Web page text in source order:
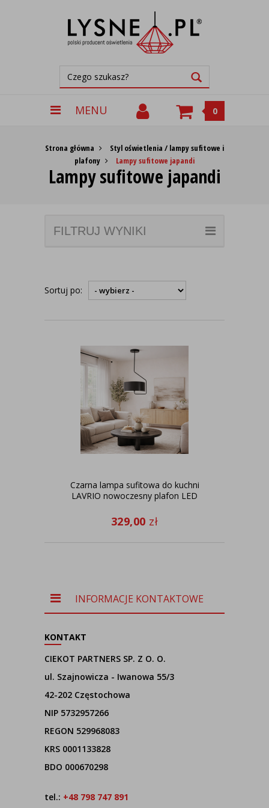
MENU 0
Strona główna
Styl oświetlenia / lampy sufitowe i
plafony
Lampy sufitowe japandi
Lampy sufitowe japandi
FILTRUJ WYNIKI
Sortuj po:
Czarna lampa sufitowa do kuchni
LAVRIO nowoczesny plafon LED
329,00 zł
INFORMACJE KONTAKTOWE
KONTAKT
CIEKOT PARTNERS SP. Z O. O.
ul. Szajnowicza - Iwanowa 55/3
42-202 Częstochowa
NIP 5732957266
REGON 529968083
KRS 0001133828
BDO 000670298
tel.: +48 798 747 891